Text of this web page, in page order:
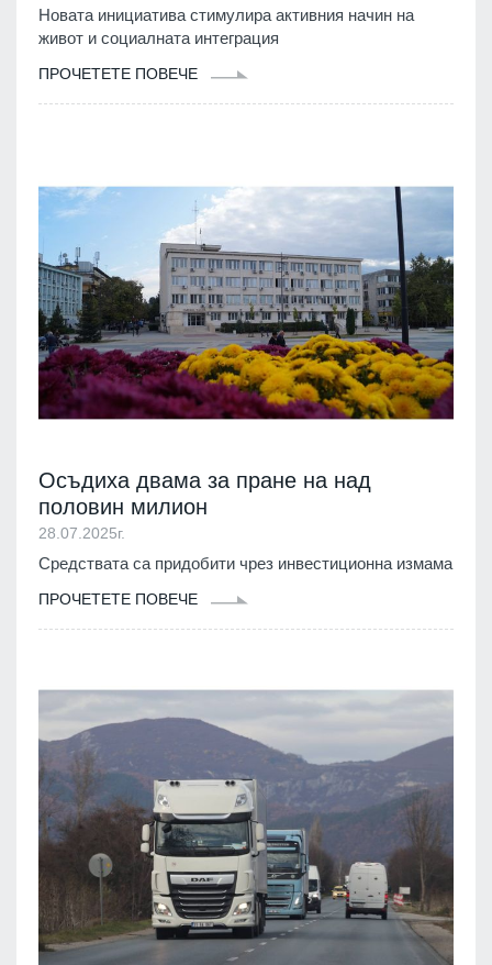
Новата инициатива стимулира активния начин на
живот и социалната интеграция
ПРОЧЕТЕТЕ ПОВЕЧЕ
Осъдиха двама за пране на над
половин милион
28.07.2025г.
Средствата са придобити чрез инвестиционна измама
ПРОЧЕТЕТЕ ПОВЕЧЕ